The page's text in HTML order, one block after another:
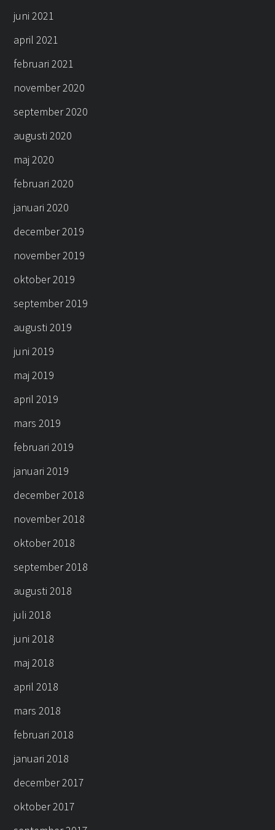
juni 2021
april 2021
februari 2021
november 2020
september 2020
augusti 2020
maj 2020
februari 2020
januari 2020
december 2019
november 2019
oktober 2019
september 2019
augusti 2019
juni 2019
maj 2019
april 2019
mars 2019
februari 2019
januari 2019
december 2018
november 2018
oktober 2018
september 2018
augusti 2018
juli 2018
juni 2018
maj 2018
april 2018
mars 2018
februari 2018
januari 2018
december 2017
oktober 2017